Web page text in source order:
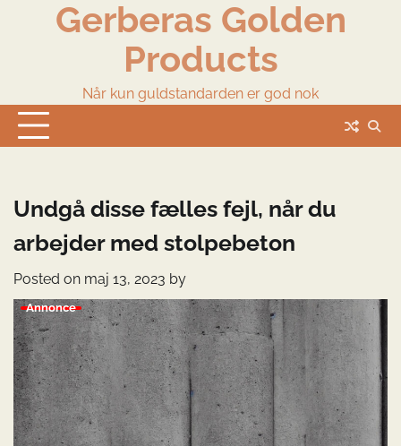
Gerberas Golden
Products
Når kun guldstandarden er god nok
Undgå disse fælles fejl, når du
arbejder med stolpebeton
Posted on maj 13, 2023 by
Annonce